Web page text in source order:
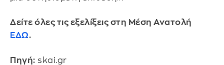
Δείτε όλες τις εξελίξεις στη Μέση Ανατολή
ΕΔΩ.
Πηγή: skai.gr